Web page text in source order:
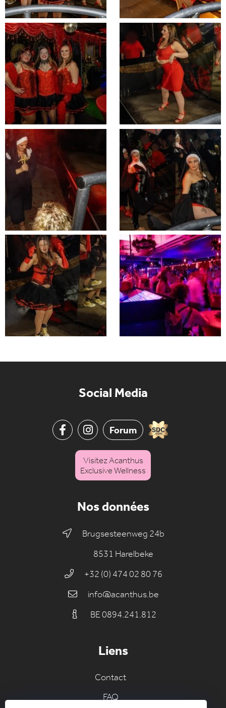
Nos données
Brugsesteenweg 24b
8531 Harelbeke
+32 (0) 474 02 80 76
info@acanthus.be
BE 0894.241.812
Liens
Contact
FAQ
Social Media
Forum
Visitez Acanthus
Exclusive Wellness